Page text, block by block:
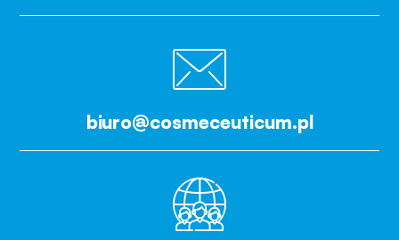
biuro@cosmeceuticum.pl